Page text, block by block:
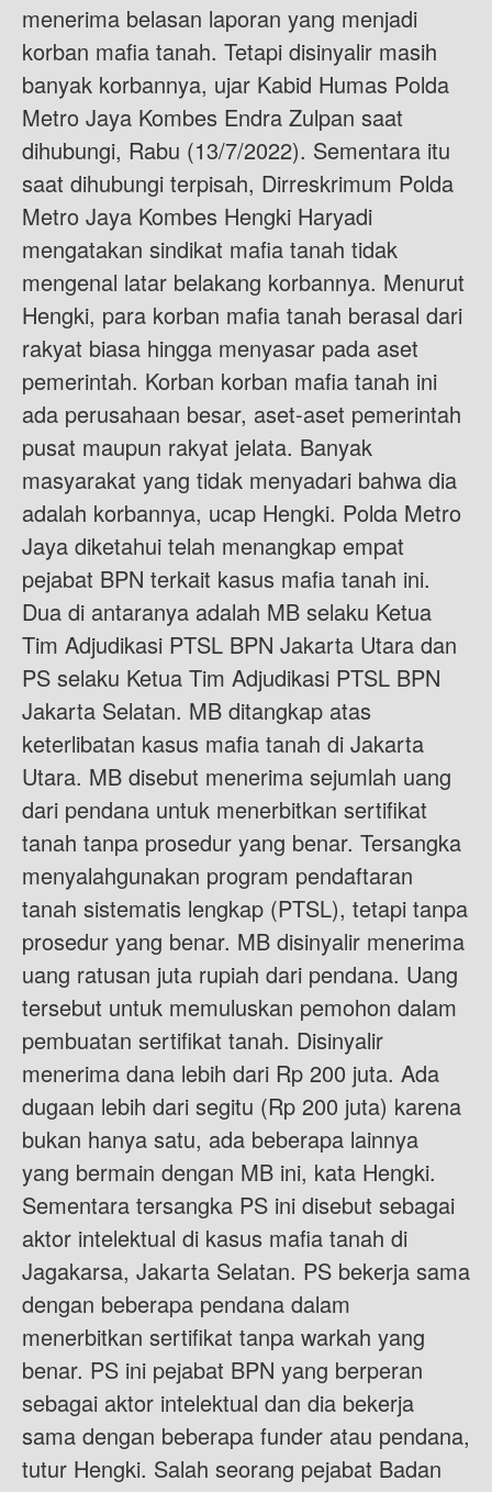
menerima belasan laporan yang menjadi
korban mafia tanah. Tetapi disinyalir masih
banyak korbannya, ujar Kabid Humas Polda
Metro Jaya Kombes Endra Zulpan saat
dihubungi, Rabu (13/7/2022). Sementara itu
saat dihubungi terpisah, Dirreskrimum Polda
Metro Jaya Kombes Hengki Haryadi
mengatakan sindikat mafia tanah tidak
mengenal latar belakang korbannya. Menurut
Hengki, para korban mafia tanah berasal dari
rakyat biasa hingga menyasar pada aset
pemerintah. Korban korban mafia tanah ini
ada perusahaan besar, aset-aset pemerintah
pusat maupun rakyat jelata. Banyak
masyarakat yang tidak menyadari bahwa dia
adalah korbannya, ucap Hengki. Polda Metro
Jaya diketahui telah menangkap empat
pejabat BPN terkait kasus mafia tanah ini.
Dua di antaranya adalah MB selaku Ketua
Tim Adjudikasi PTSL BPN Jakarta Utara dan
PS selaku Ketua Tim Adjudikasi PTSL BPN
Jakarta Selatan. MB ditangkap atas
keterlibatan kasus mafia tanah di Jakarta
Utara. MB disebut menerima sejumlah uang
dari pendana untuk menerbitkan sertifikat
tanah tanpa prosedur yang benar. Tersangka
menyalahgunakan program pendaftaran
tanah sistematis lengkap (PTSL), tetapi tanpa
prosedur yang benar. MB disinyalir menerima
uang ratusan juta rupiah dari pendana. Uang
tersebut untuk memuluskan pemohon dalam
pembuatan sertifikat tanah. Disinyalir
menerima dana lebih dari Rp 200 juta. Ada
dugaan lebih dari segitu (Rp 200 juta) karena
bukan hanya satu, ada beberapa lainnya
yang bermain dengan MB ini, kata Hengki.
Sementara tersangka PS ini disebut sebagai
aktor intelektual di kasus mafia tanah di
Jagakarsa, Jakarta Selatan. PS bekerja sama
dengan beberapa pendana dalam
menerbitkan sertifikat tanpa warkah yang
benar. PS ini pejabat BPN yang berperan
sebagai aktor intelektual dan dia bekerja
sama dengan beberapa funder atau pendana,
tutur Hengki. Salah seorang pejabat Badan